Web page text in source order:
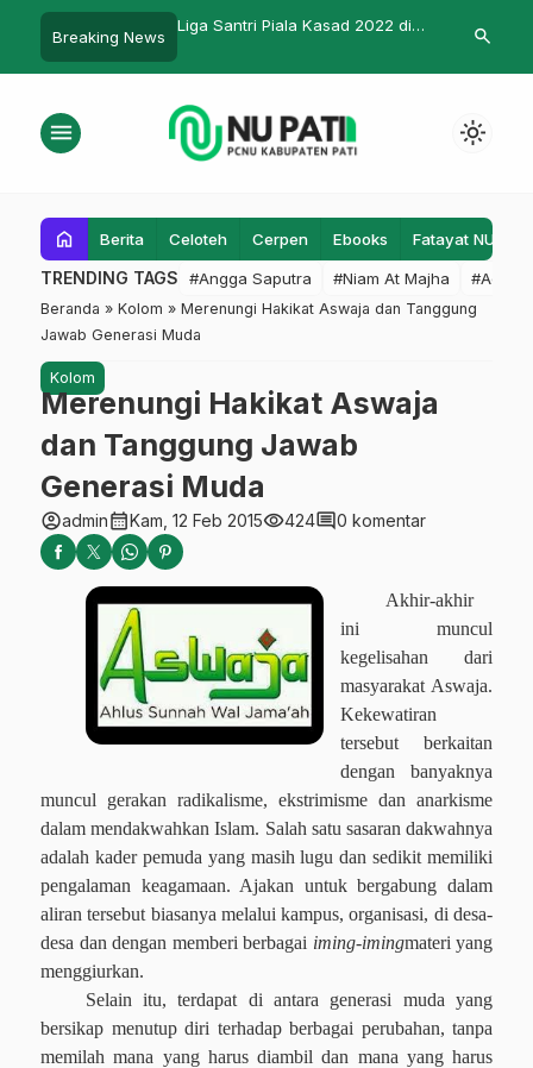
Breaking News
Liga Santri Piala Kasad 2022 di
Pesantren Turut Meramaikan
LP Ma’arif
Teknologi
search
menu light_mode
home Berita Celoteh Cerpen Ebooks Fatayat NU
TRENDING TAGS #Angga Saputra #Niam At Majha #Admin
Beranda » Kolom » Merenungi Hakikat Aswaja dan Tanggung
Jawab Generasi Muda
Kolom
Merenungi Hakikat Aswaja
dan Tanggung Jawab
Generasi Muda
account_circleadmincalendar_monthKam, 12 Feb 2015visibility424comment0 komentar
Akhir-akhir
ini muncul
kegelisahan dari
masyarakat Aswaja.
Kekewatiran
tersebut berkaitan
dengan banyaknya
muncul gerakan radikalisme, ekstrimisme dan anarkisme
dalam mendakwahkan Islam. Salah satu sasaran dakwahnya
adalah kader pemuda yang masih lugu dan sedikit memiliki
pengalaman keagamaan. Ajakan untuk bergabung dalam
aliran tersebut biasanya melalui kampus, organisasi, di desa-
desa dan dengan memberi berbagai iming-imingmateri yang
menggiurkan.
Selain itu, terdapat di antara generasi muda yang
bersikap menutup diri terhadap berbagai perubahan, tanpa
memilah mana yang harus diambil dan mana yang harus